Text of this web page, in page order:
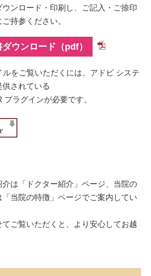
ンロード・印刷し、ご記入・ご捺印
持参ください。
ウンロード（pdf）
ルをご覧いただくには、アドビ システ
供されている
ラグインが必要です。
は「ドクター紹介」ページ、当院の
当院の特徴」ページでご案内してい
てご覧いただくと、より安心してお越